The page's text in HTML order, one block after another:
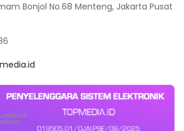
Bonjol No.68 Menteng, Jakarta Pusat